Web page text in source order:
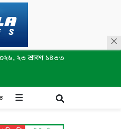
২৩ শ্রাবণ ১৪৩৩